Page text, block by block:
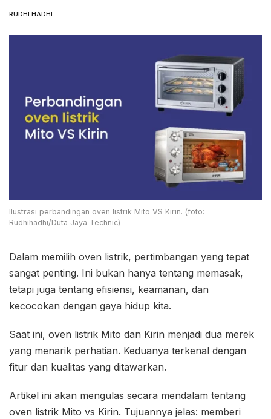
RUDHI HADHI
Ilustrasi perbandingan oven listrik Mito VS Kirin. (foto:
Rudhihadhi/Duta Jaya Technic)
Dalam memilih oven listrik, pertimbangan yang tepat
sangat penting. Ini bukan hanya tentang memasak,
tetapi juga tentang efisiensi, keamanan, dan
kecocokan dengan gaya hidup kita.
Saat ini, oven listrik Mito dan Kirin menjadi dua merek
yang menarik perhatian. Keduanya terkenal dengan
fitur dan kualitas yang ditawarkan.
Artikel ini akan mengulas secara mendalam tentang
oven listrik Mito vs Kirin. Tujuannya jelas: memberi